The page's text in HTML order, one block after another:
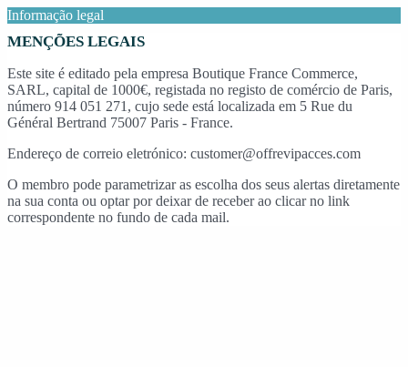
Informação legal
MENÇÕES LEGAIS
Este site é editado pela empresa Boutique France Commerce,
SARL, capital de 1000€, registada no registo de comércio de Paris,
número 914 051 271, cujo sede está localizada em 5 Rue du
Général Bertrand 75007 Paris - France.
Endereço de correio eletrónico: customer@offrevipacces.com
O membro pode parametrizar as escolha dos seus alertas diretamente
na sua conta ou optar por deixar de receber ao clicar no link
correspondente no fundo de cada mail.